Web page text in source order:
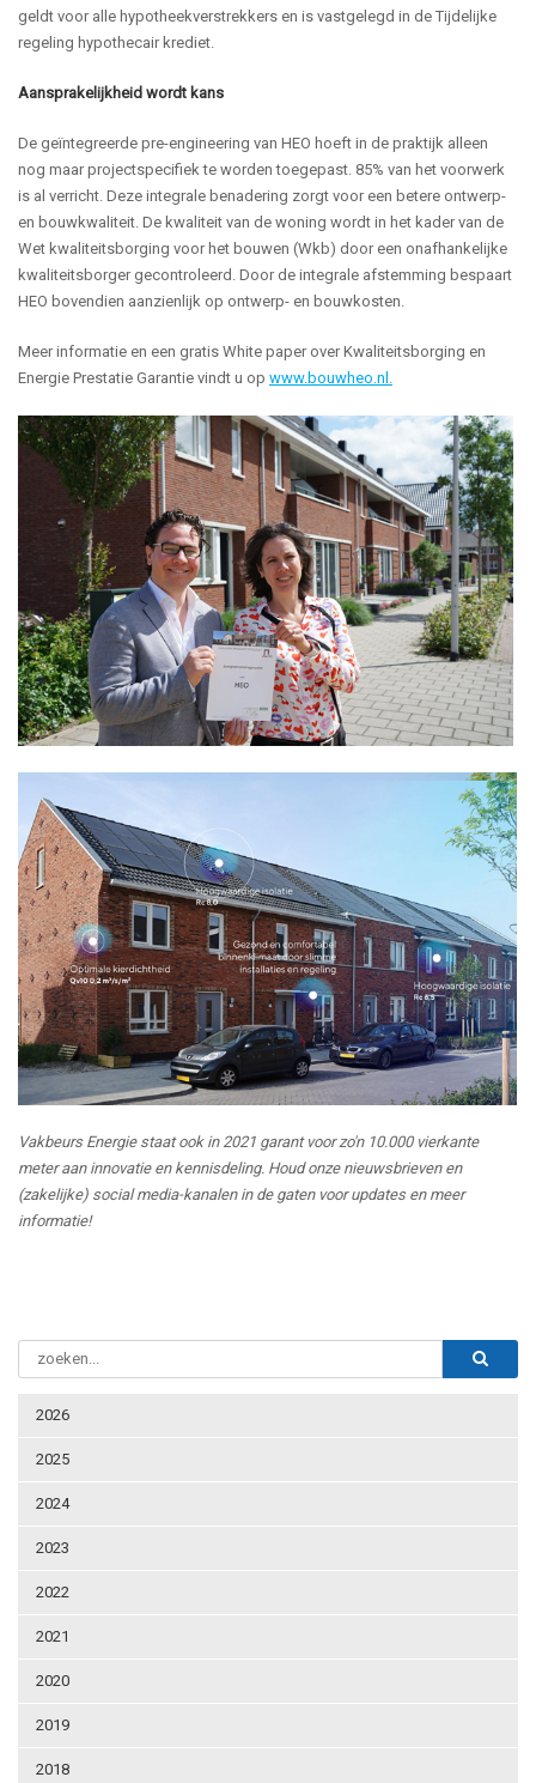
2026
2025
2024
2023
2022
2021
2020
2019
2018
geldt voor alle hypotheekverstrekkers en is vastgelegd in de Tijdelijke
regeling hypothecair krediet.
Aansprakelijkheid wordt kans
De geïntegreerde pre-engineering van HEO hoeft in de praktijk alleen
nog maar projectspecifiek te worden toegepast. 85% van het voorwerk
is al verricht. Deze integrale benadering zorgt voor een betere ontwerp-
en bouwkwaliteit. De kwaliteit van de woning wordt in het kader van de
Wet kwaliteitsborging voor het bouwen (Wkb) door een onafhankelijke
kwaliteitsborger gecontroleerd. Door de integrale afstemming bespaart
HEO bovendien aanzienlijk op ontwerp- en bouwkosten.
Meer informatie en een gratis White paper over Kwaliteitsborging en
Energie Prestatie Garantie vindt u op www.bouwheo.nl.
Vakbeurs Energie staat ook in 2021 garant voor zo'n 10.000 vierkante
meter aan innovatie en kennisdeling. Houd onze nieuwsbrieven en
(zakelijke) social media-kanalen in de gaten voor updates en meer
informatie!